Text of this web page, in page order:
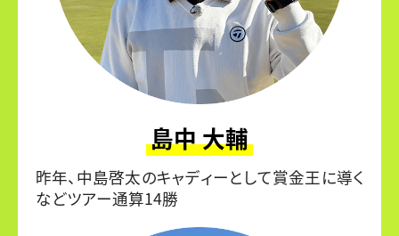
島中 大輔
昨年、中島啓太のキャディーとして賞金王に導く
などツアー通算14勝